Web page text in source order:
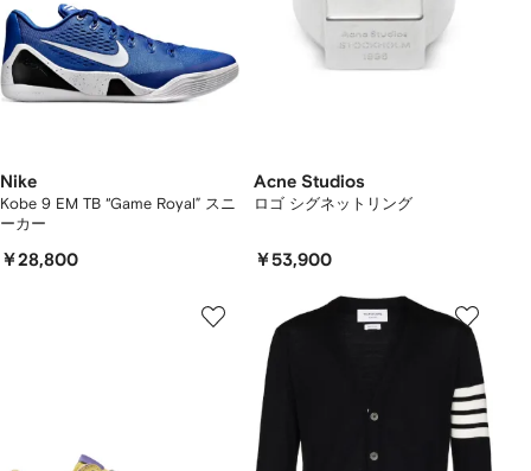
Nike
Kobe 9 EM TB “Game Royal” スニ
ーカー
￥28,800
Acne Studios
ロゴ シグネットリング
￥53,900